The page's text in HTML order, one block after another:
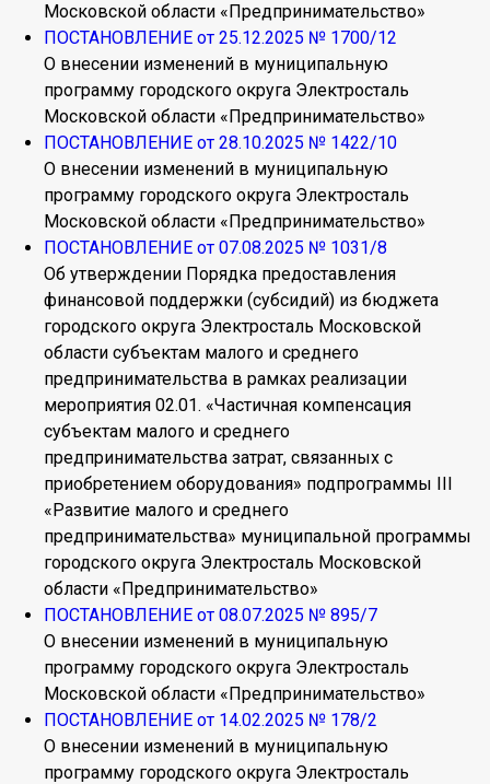
Московской области «Предпринимательство»
ПОСТАНОВЛЕНИЕ от 25.12.2025 № 1700/12
О внесении изменений в муниципальную
программу городского округа Электросталь
Московской области «Предпринимательство»
ПОСТАНОВЛЕНИЕ от 28.10.2025 № 1422/10
О внесении изменений в муниципальную
программу городского округа Электросталь
Московской области «Предпринимательство»
ПОСТАНОВЛЕНИЕ от 07.08.2025 № 1031/8
Об утверждении Порядка предоставления
финансовой поддержки (субсидий) из бюджета
городского округа Электросталь Московской
области субъектам малого и среднего
предпринимательства в рамках реализации
мероприятия 02.01. «Частичная компенсация
субъектам малого и среднего
предпринимательства затрат, связанных с
приобретением оборудования» подпрограммы III
«Развитие малого и среднего
предпринимательства» муниципальной программы
городского округа Электросталь Московской
области «Предпринимательство»
ПОСТАНОВЛЕНИЕ от 08.07.2025 № 895/7
О внесении изменений в муниципальную
программу городского округа Электросталь
Московской области «Предпринимательство»
ПОСТАНОВЛЕНИЕ от 14.02.2025 № 178/2
О внесении изменений в муниципальную
программу городского округа Электросталь